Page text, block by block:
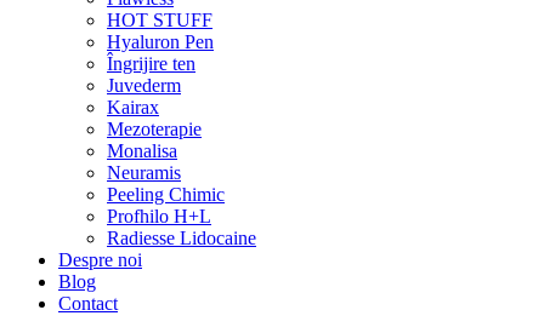
HOT STUFF
Hyaluron Pen
Îngrijire ten
Juvederm
Kairax
Mezoterapie
Monalisa
Neuramis
Peeling Chimic
Profhilo H+L
Radiesse Lidocaine
Despre noi
Blog
Contact